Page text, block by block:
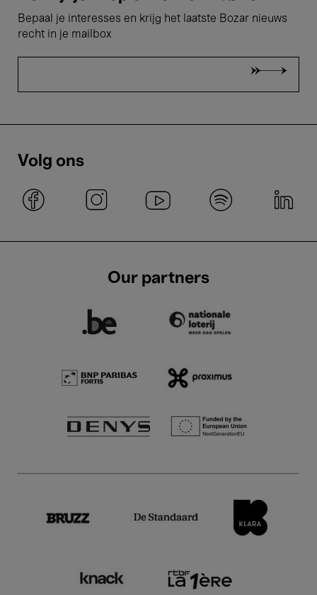
Bepaal je interesses en krijg het laatste Bozar nieuws
recht in je mailbox
Volg ons
Our partners